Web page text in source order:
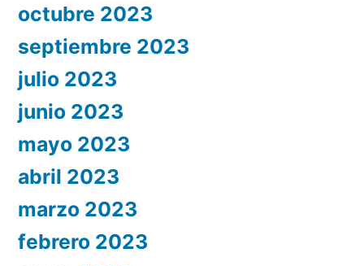
octubre 2023
septiembre 2023
julio 2023
junio 2023
mayo 2023
abril 2023
marzo 2023
febrero 2023